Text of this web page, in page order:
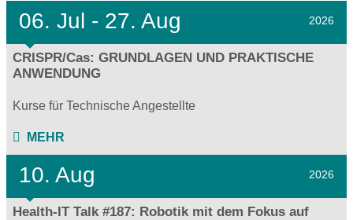
06. Jul - 27. Aug 2026
CRISPR/Cas: GRUNDLAGEN UND PRAKTISCHE
ANWENDUNG
Kurse für Technische Angestellte
MEHR
10. Aug 2026
Health-IT Talk #187: Robotik mit dem Fokus auf